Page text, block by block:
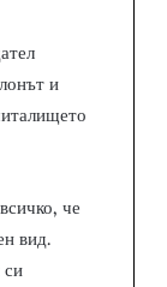
и
че
вид.
си